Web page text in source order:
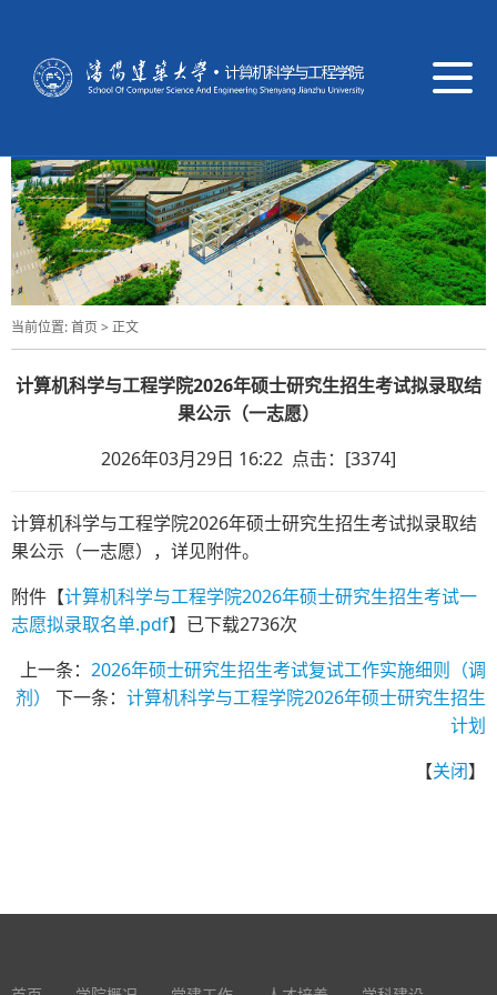
导
航
换
当前位置:首页> 正文
计算机科学与工程学院2026年硕士研究生招生考试拟录取结
果公示（一志愿）
2026年03月29日 16:22 点击：[3374]
计算机科学与工程学院2026年硕士研究生招生考试拟录取结
果公示（一志愿），详见附件。
附件【计算机科学与工程学院2026年硕士研究生招生考试一
志愿拟录取名单.pdf】已下载2736次
上一条： 2026年硕士研究生招生考试复试工作实施细则（调
剂）
下一条： 计算机科学与工程学院2026年硕士研究生招生
计划
【关闭】